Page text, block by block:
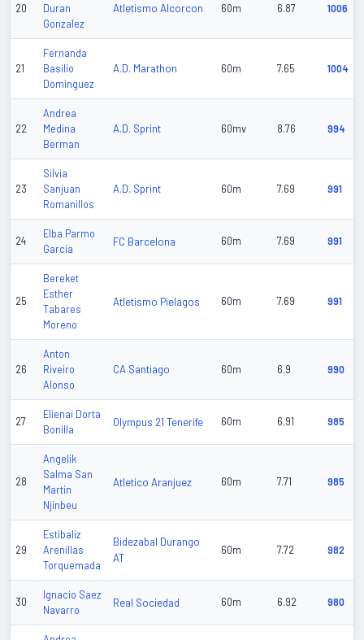
20
Duran
Gonzalez
Atletismo Alcorcon 60m 6.87 1006
21
Fernanda
Basilio
Dominguez
A.D. Marathon 60m 7.65 1004
22
Andrea
Medina
Berman
A.D. Sprint 60mv 8.76 994
23
Silvia
Sanjuan
Romanillos
A.D. Sprint 60m 7.69 991
24
Elba Parmo
Garcia
FC Barcelona 60m 7.69 991
25
Bereket
Esther
Tabares
Moreno
Atletismo Pielagos 60m 7.69 991
26
Anton
Riveiro
Alonso
CA Santiago 60m 6.9 990
27
Elienai Dorta
Bonilla
Olympus 21 Tenerife 60m 6.91 985
28
Angelik
Salma San
Martin
Njinbeu
Atletico Aranjuez 60m 7.71 985
29
Estibaliz
Arenillas
Torquemada
Bidezabal Durango
AT
60m 7.72 982
30
Ignacio Saez
Navarro
Real Sociedad 60m 6.92 980